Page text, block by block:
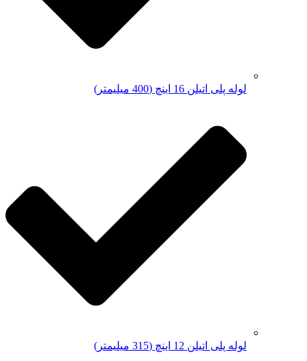
لوله پلی اتیلن 16 اینچ (400 میلیمتر)
لوله پلی اتیلن 12 اینچ (315 میلیمتر)